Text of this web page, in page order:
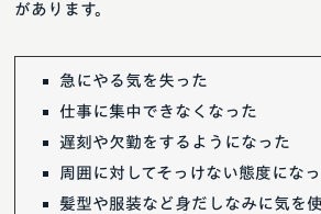
があります。
急にやる気を失った
仕事に集中できなくなった
遅刻や欠勤をするようになった
周囲に対してそっけない態度にな
髪型や服装など身だしなみに気を